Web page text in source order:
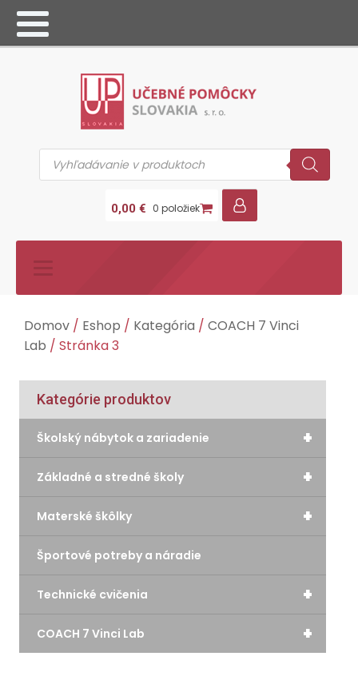
Products
search
0,00 € 0 položiek
Domov / Eshop / Kategória / COACH 7 Vinci
Lab / Stránka 3
Kategórie produktov
+
Školský nábytok a zariadenie
+
Základné a stredné školy
+
Materské škôlky
Športové potreby a náradie
+
Technické cvičenia
+
COACH 7 Vinci Lab